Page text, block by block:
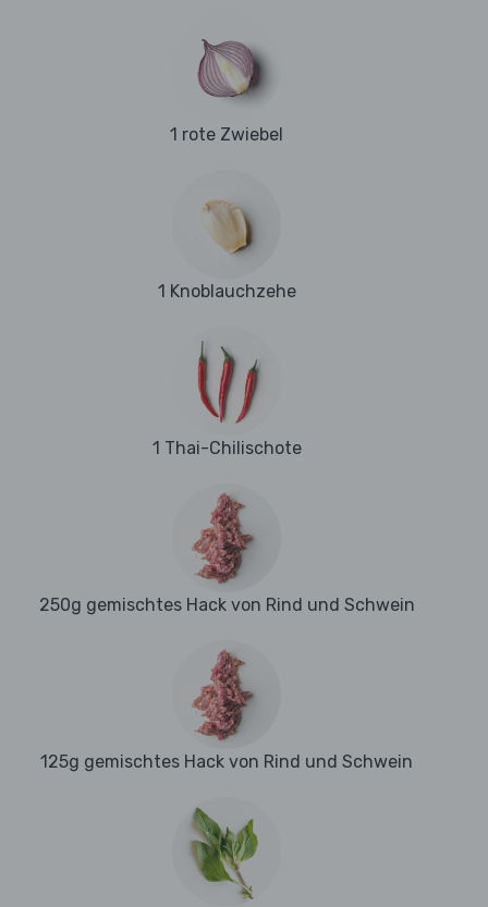
1 rote Zwiebel
1 Knoblauchzehe
1 Thai-Chilischote
250g gemischtes Hack von Rind und Schwein
125g gemischtes Hack von Rind und Schwein